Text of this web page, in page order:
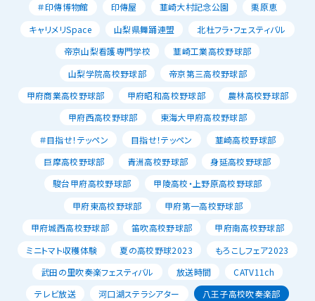
＃印傳博物館
印傳屋 韮崎大村記念公園
栗原恵
キャリメリSpace
山梨県舞踊連盟
北杜フラ・フェスティバル
帝京山梨看護専門学校
韮崎工業高校野球部
山梨学院高校野球部
帝京第三高校野球部
甲府商業高校野球部
甲府昭和高校野球部
農林高校野球部
甲府西高校野球部
東海大甲府高校野球部
＃目指せ！テッペン
目指せ！テッペン
韮崎高校野球部
巨摩高校野球部
青洲高校野球部
身延高校野球部
駿台甲府高校野球部
甲陵高校・上野原高校野球部
甲府東高校野球部
甲府第一高校野球部
甲府城西高校野球部
笛吹高校野球部
甲府南高校野球部
ミニトマト収穫体験
夏の高校野球2023
もろこしフェア2023
武田の里吹奏楽フェスティバル
放送時間
CATV11ch
テレビ放送
河口湖ステラシアター
八王子高校吹奏楽部